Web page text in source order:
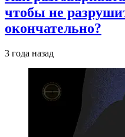
чтобы не
окончательно?
3 года назад